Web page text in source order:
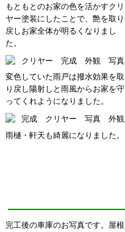
もともとのお家の色を活かすクリ
ヤー塗装にしたことで、艶を取り
戻しお家全体が明るくなりまし
た。
変色していた雨戸は撥水効果を取
り戻し陽射しと雨風からお家を守
ってくれようになりました。
雨樋・軒天も綺麗になりました。
完工後の車庫のお写真です。屋根